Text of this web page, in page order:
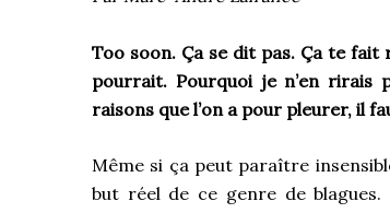
Too soon. Ça se dit pas. Ça te fait
pourrait. Pourquoi je n’en rirais
raisons que l’on a pour pleurer, il
Même si ça peut paraître
but réel de ce genre de